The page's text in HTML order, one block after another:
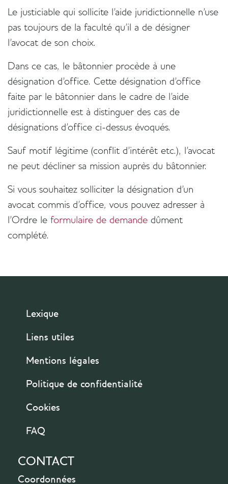
Le justiciable qui sollicite l'aide juridictionnelle n'use
pas toujours de la faculté qu'il a de désigner
l'avocat de son choix.
Dans ce cas, le bâtonnier procède à une
désignation d'office. Cette désignation d'office
faite par le bâtonnier dans le cadre de l'aide
juridictionnelle est à distinguer des cas de
désignations d'office ci-dessus évoqués.
Sauf motif légitime (conflit d'intérêt etc.), l'avocat
ne peut décliner sa mission auprès du bâtonnier.
Si vous souhaitez solliciter la désignation d'un
avocat commis d'office, vous pouvez adresser à
l'Ordre le formulaire de demande dûment
complété.
Lexique
Liens utiles
Mentions légales
Politique de confidentialité
Cookies
FAQ
CONTACT
Coordonnées